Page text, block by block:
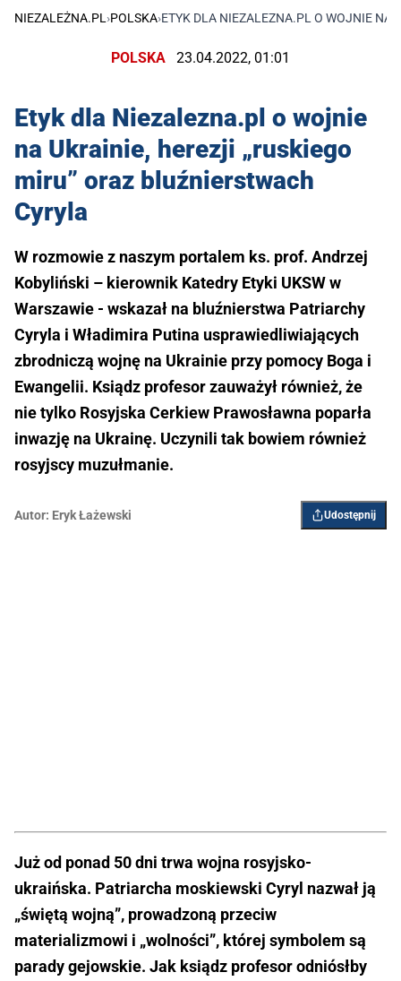
NIEZALEŻNA.PL ›POLSKA›ETYK DLA NIEZALEZNA.PL O WOJNIE NA
POLSKA 23.04.2022, 01:01
Etyk dla Niezalezna.pl o wojnie
na Ukrainie, herezji „ruskiego
miru” oraz bluźnierstwach
Cyryla
W rozmowie z naszym portalem ks. prof. Andrzej
Kobyliński – kierownik Katedry Etyki UKSW w
Warszawie - wskazał na bluźnierstwa Patriarchy
Cyryla i Władimira Putina usprawiedliwiających
zbrodniczą wojnę na Ukrainie przy pomocy Boga i
Ewangelii. Ksiądz profesor zauważył również, że
nie tylko Rosyjska Cerkiew Prawosławna poparła
inwazję na Ukrainę. Uczynili tak bowiem również
rosyjscy muzułmanie.
Autor: Eryk Łażewski Udostępnij
Już od ponad 50 dni trwa wojna rosyjsko-
ukraińska. Patriarcha moskiewski Cyryl nazwał ją
„świętą wojną”, prowadzoną przeciw
materializmowi i „wolności”, której symbolem są
parady gejowskie. Jak ksiądz profesor odniósłby